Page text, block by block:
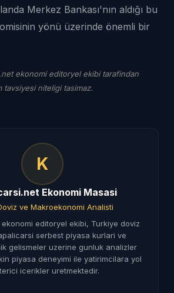
Merkez Bankası'nın aldığı bu
yönü üzerinde önemli bir
ekonomi editoryel ekibi tarafindan
tavsiyesi niteligi tasimaz.
K
Ekonomi Masasi
ve Makroekonomi Analisti
editoryel ekibi, Turkiye doviz
serbest piyasa kurlari ve
gelismeler uzerine gunluk analizler
piyasa deneyimi ile yatirimcilara yol
icerikler uretmektedir.